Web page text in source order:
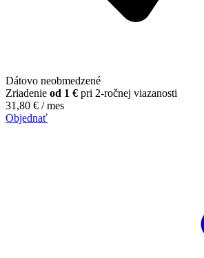
Dátovo neobmedzené
Zriadenie od 1 € pri 2-ročnej viazanosti
31,80 € / mes
Objednať